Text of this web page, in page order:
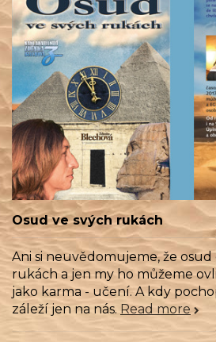
Osud ve svých rukách
Ani si neuvědomujeme, že
rukách a jen my ho můžeme
jako karma - učení. A kdy
záleží jen na nás. Read more